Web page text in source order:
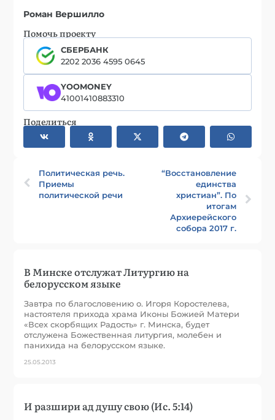
Роман Вершилло
Помочь проекту
СБЕРБАНК
2202 2036 4595 0645
YOOMONEY
41001410883310
Поделиться
Политическая речь.
Приемы
политической речи
“Восстановление
единства
христиан”. По
итогам
Архиерейского
собора 2017 г.
В Минске отслужат Литургию на
белорусском языке
Завтра по благословению о. Игоря Коростелева,
настоятеля прихода храма Иконы Божией Матери
«Всех скорбящих Радость» г. Минска, будет
отслужена Божественная литургия, молебен и
панихида на белорусском языке.
25.05.2013
И разшири ад душу свою (Ис. 5:14)